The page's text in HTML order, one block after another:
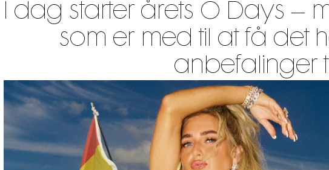
I dag starter årets O Days –
som er med til at få det
anbefalinger